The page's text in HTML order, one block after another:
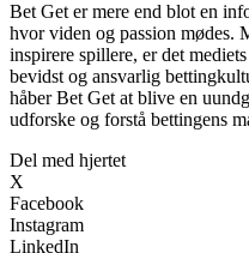
Bet Get er mere end blot en
hvor viden og passion mødes.
inspirere spillere, er det
bevidst og ansvarlig
håber Bet Get at blive en
udforske og forstå bettingens
Del med hjertet
X
Facebook
Instagram
LinkedIn